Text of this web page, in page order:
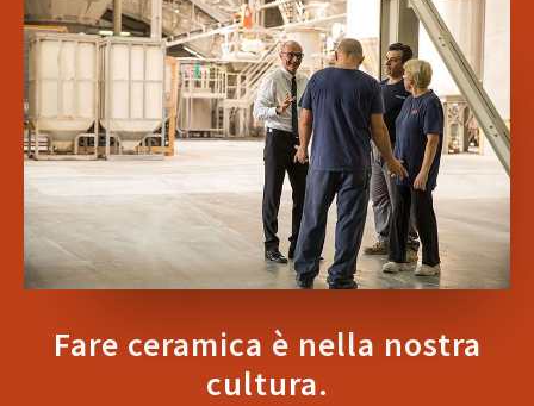
Fare ceramica è nella nostra
cultura.